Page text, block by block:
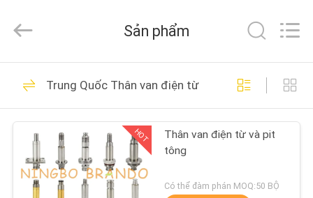
NHÀ
SẢN
PHẨM
Brando
Hardware
All
Reserved.
Xi lanh khí nén Van
228
Sản phẩm
Trung Quốc Thân van điện từ
HOT
Thân van điện từ và pit
tông
Có thể đàm phán MOQ:50 BỘ